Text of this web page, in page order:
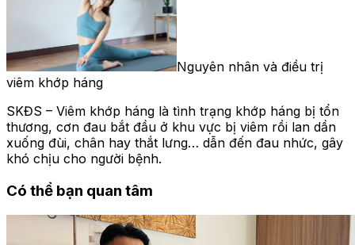
Nguyên nhân và điều trị
viêm khớp háng
SKĐS – Viêm khớp háng là tình trạng khớp háng bị tổn
thương, cơn đau bắt đầu ở khu vực bị viêm rồi lan dần
xuống đùi, chân hay thắt lưng… dẫn đến đau nhức, gây
khó chịu cho người bệnh.
Có thể bạn quan tâm